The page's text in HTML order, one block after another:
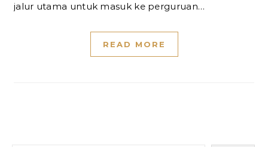
jalur utama untuk masuk ke perguruan…
READ MORE